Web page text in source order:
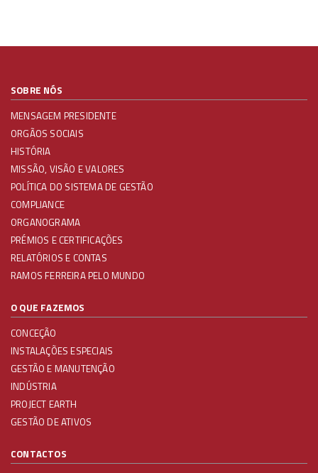
SOBRE NÓS
MENSAGEM PRESIDENTE
ORGÃOS SOCIAIS
HISTÓRIA
MISSÃO, VISÃO E VALORES
POLÍTICA DO SISTEMA DE GESTÃO
COMPLIANCE
ORGANOGRAMA
PRÉMIOS E CERTIFICAÇÕES
RELATÓRIOS E CONTAS
RAMOS FERREIRA PELO MUNDO
O QUE FAZEMOS
CONCEÇÃO
INSTALAÇÕES ESPECIAIS
GESTÃO E MANUTENÇÃO
INDÚSTRIA
PROJECT EARTH
GESTÃO DE ATIVOS
CONTACTOS